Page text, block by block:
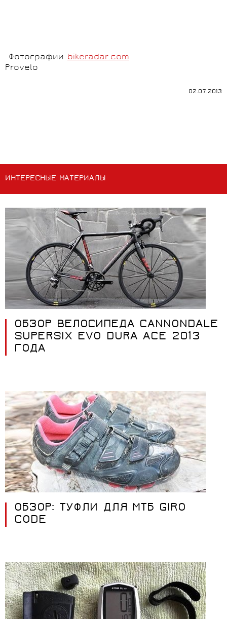
Фотографии bikeradar.com
Provelo
02.07.2013
ИНТЕРЕСНЫЕ МАТЕРИАЛЫ
ОБЗОР ВЕЛОСИПЕДА CANNONDALE
SUPERSIX EVO DURA ACE 2013
ГОДА
ОБЗОР: ТУФЛИ ДЛЯ МТБ GIRO
CODE